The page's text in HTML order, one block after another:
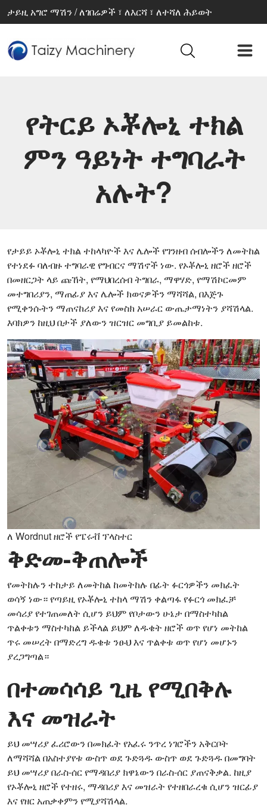
ታይዚ አግሮ ማሽን / ለገበሬዎች ፣ ለእርሻ ፣ ለተሻለ ሕይወት
የትርይ ኦቾሎኒ ተክል
ምን ዓይነት ተግባራት
አሉት?
የታይይ ኦቾሎኒ ተክል ተከላካዮች እና ሌሎች የገንዘብ ሰብሎችን ለመትከል
የተነደፉ ባለብዙ ተግባራዊ የግብርና ማሽኖች ነው. የኦቾሎኒ ዘሮች ዘሮች
በመዘርጋት ላይ ጩኸት, የማህበረሰብ ትግበራ, ማዋሃድ, የማሽኮርመም
መተግበሪያን, ማጠፊያ እና ሌሎች ክወናዎችን ማሻሻል, በእጅጉ
የሚቀንሱትን ማጠናከሪያ እና የመስክ አሠራር ውጤታማነትን ያሻሽላል.
እባክዎን ከዚህ በታች ያለውን ዝርዝር መግቢያ ይመልከቱ.
ለ Wordnut ዘሮች የፔሩቭ ፕላስተር
ቅድመ-ቅጠሎች
የመትከሉን ተከታይ ለመትከል ከመትከሉ በፊት ፉርጎዎችን መክፈት
ወሳኝ ነው። የጣይዚ የኦቾሎኒ ተከላ ማሽን ቀልጣፋ የፉርጎ መክፈቻ
መሳሪያ የተገጠመለት ሲሆን ይህም የቦታውን ሁኔታ በማስተካከል
ጥልቀቱን ማስተካከል ይችላል ይህም ለዱቄት ዘሮች ወጥ የሆነ መትከል
ጥሩ መሠረት በማድረግ ዱቄቱ ንፁህ እና ጥልቀቱ ወጥ የሆነ መሆኑን
ያረጋግጣል።
በተመሳሳይ ጊዜ የሚበቅሉ
እና መዝራት
ይህ መሣሪያ ፈሪሮውን በመክፈት የአፈሩ ንጥረ ነገሮችን አቅርቦት
ለማሻሻል በአስተያየቱ ውስጥ ወደ ጉድጓዱ ውስጥ ወደ ጉድጓዱ በመግባት
ይህ መሣሪያ በራስ-ሰር የማዳበሪያ ክዋኔውን በራስ-ሰር ያጠናቅቃል. ከዚያ
የኦቾሎኒ ዘሮች የተዘሩ, ማዳበሪያ እና መዝራት የተዘበራረቁ ሲሆን ዝርፊያ
እና የዘር አጠቃቀምን የሚያሻሽላል.